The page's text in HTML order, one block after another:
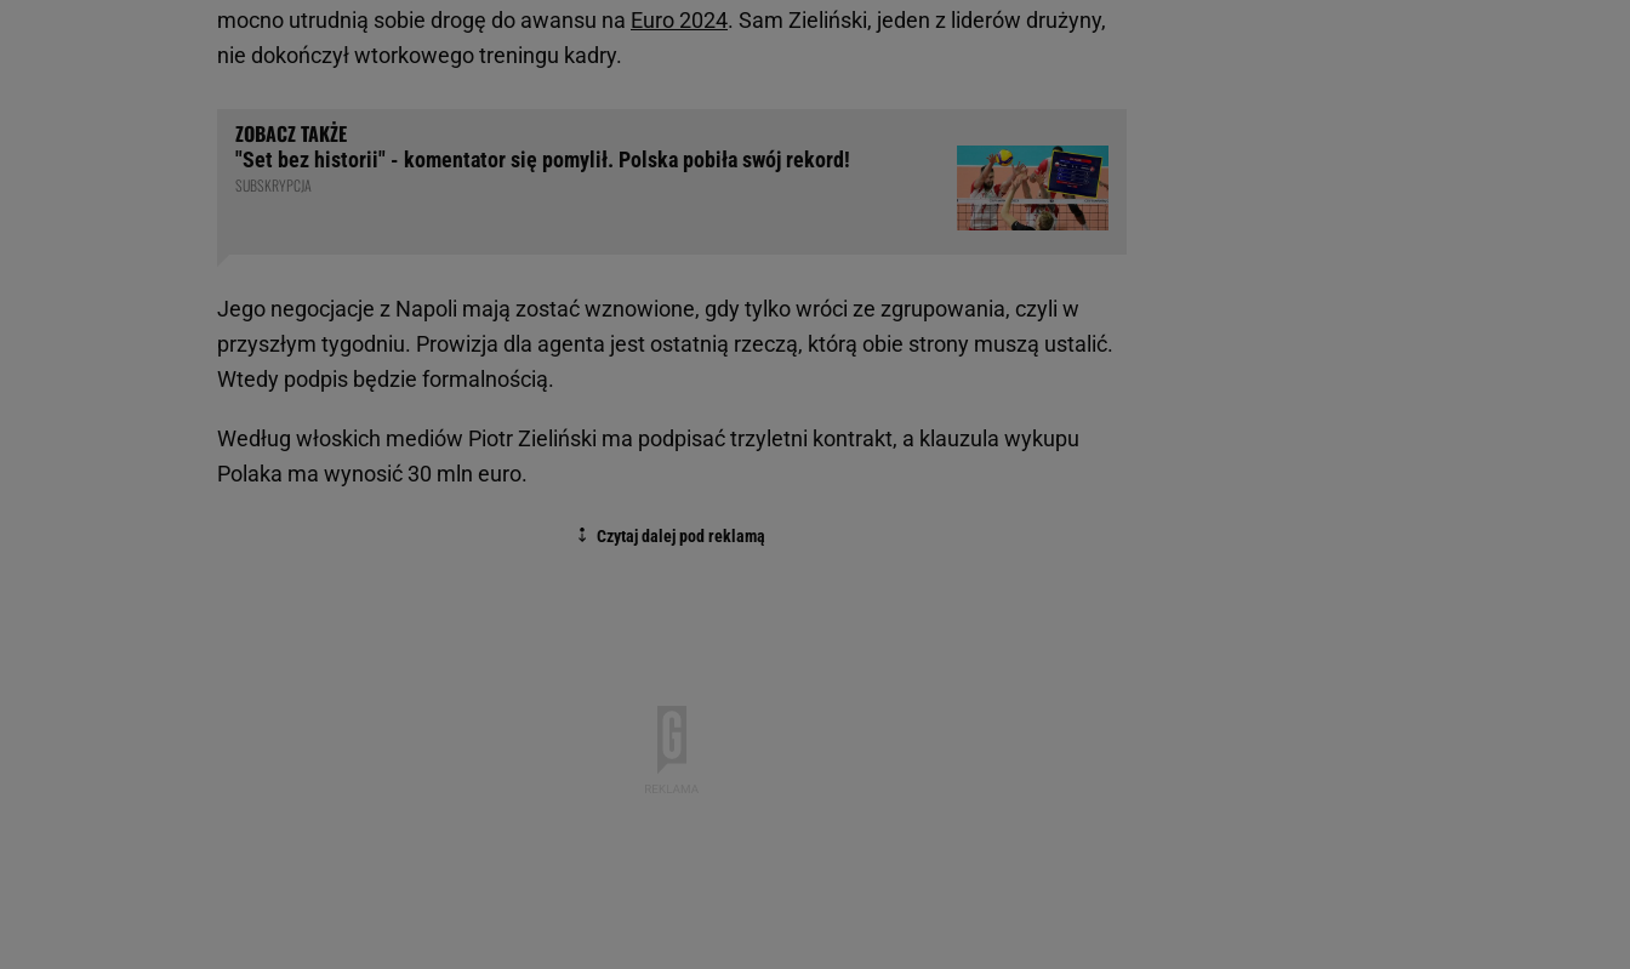
mocno utrudnią sobie drogę do awansu na Euro 2024. Sam Zieliński, jeden z liderów drużyny,
nie dokończył wtorkowego treningu kadry.
"Set bez historii" - komentator się pomylił. Polska pobiła swój rekord!
SUBSKRYPCJA
Jego negocjacje z Napoli mają zostać wznowione, gdy tylko wróci ze zgrupowania, czyli w
przyszłym tygodniu. Prowizja dla agenta jest ostatnią rzeczą, którą obie strony muszą ustalić.
Wtedy podpis będzie formalnością.
Według włoskich mediów Piotr Zieliński ma podpisać trzyletni kontrakt, a klauzula wykupu
Polaka ma wynosić 30 mln euro.